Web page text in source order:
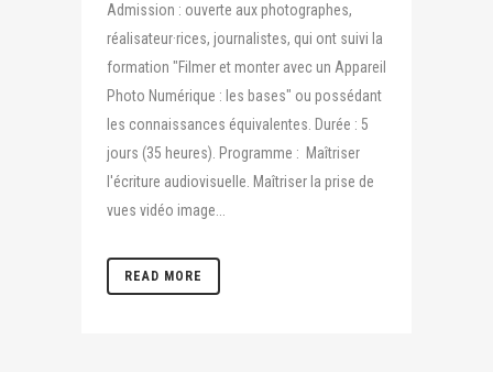
Admission : ouverte aux photographes,
réalisateur·rices, journalistes, qui ont suivi la
formation "Filmer et monter avec un Appareil
Photo Numérique : les bases" ou possédant
les connaissances équivalentes. Durée : 5
jours (35 heures). Programme : Maîtriser
l'écriture audiovisuelle. Maîtriser la prise de
vues vidéo image...
READ MORE